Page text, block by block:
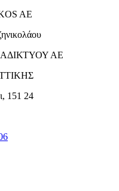
AE
ΑΕ
151 24